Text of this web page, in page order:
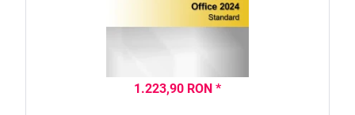
1.223,90 RON *